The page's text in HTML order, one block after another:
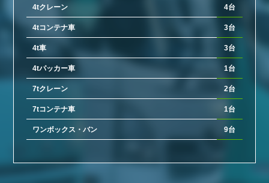
4tクレーン 4台
4tコンテナ車 3台
4t車 3台
4tパッカー車 1台
7tクレーン 2台
7tコンテナ車 1台
ワンボックス・バン 9台